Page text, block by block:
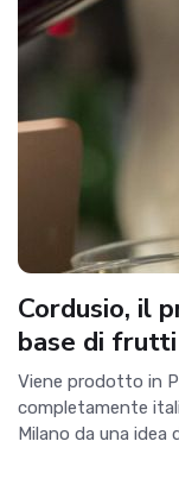
Cordusio, il
base di frutti
Viene prodotto in
completamente
Milano da una idea